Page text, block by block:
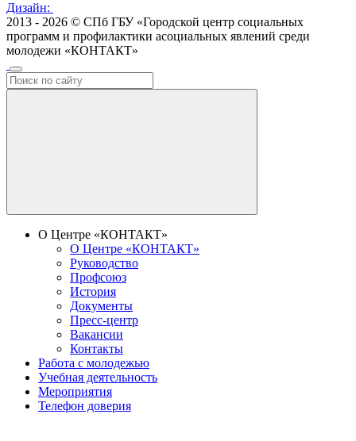
Дизайн:
2013 - 2026 © СПб ГБУ «Городской центр социальных
программ и профилактики асоциальных явлений среди
молодежи «КОНТАКТ»
О Центре «КОНТАКТ»
О Центре «КОНТАКТ»
Руководство
Профсоюз
История
Документы
Пресс-центр
Вакансии
Контакты
Работа с молодежью
Учебная деятельность
Мероприятия
Телефон доверия